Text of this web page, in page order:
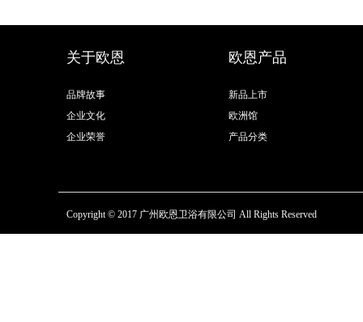
关于欧恩
品牌故事
企业文化
企业荣誉
欧恩产品
新品上市
欧洲馆
产品分类
Copyright © 2017 广州欧恩卫浴有限公司 All Rights Reserved